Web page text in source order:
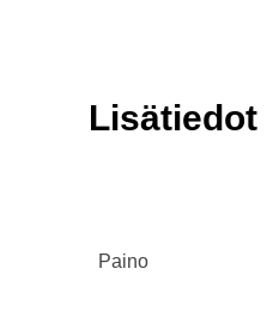
Lisätiedot
Paino